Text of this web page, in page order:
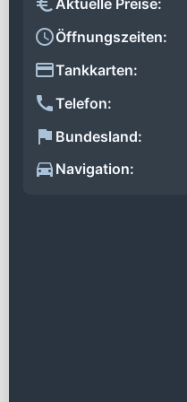
Aktuelle Preise:
Öffnungszeiten:
Tankkarten:
Telefon:
Bundesland:
Navigation: